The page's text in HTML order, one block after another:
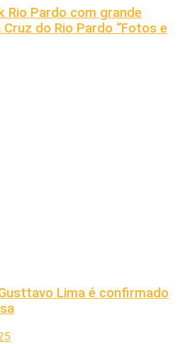
Rio Pardo com grande
do Rio Pardo “Fotos e
Lima é confirmado